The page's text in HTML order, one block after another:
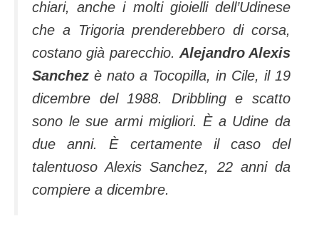
chiari, anche i molti gioielli dell’Udinese
che a Trigoria prenderebbero di corsa,
costano già parecchio. Alejandro Alexis
Sanchez è nato a Tocopilla, in Cile, il 19
dicembre del 1988. Dribbling e scatto
sono le sue armi migliori. È a Udine da
due anni. È certamente il caso del
talentuoso Alexis Sanchez, 22 anni da
compiere a dicembre.